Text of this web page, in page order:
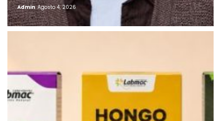
Admin Agosto 4, 2026